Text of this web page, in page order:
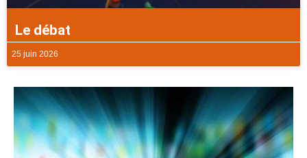
Le débat
25 juin 2026